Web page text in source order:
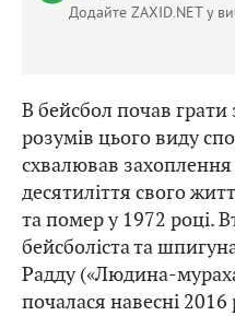
Додайте ZAXID.NET у
В бейсбол почав грати
розумів цього виду
схвалював захоплення
десятиліття свого
та помер у 1972 році.
бейсболіста та
Радду («Людина-
почалася навесні 2016